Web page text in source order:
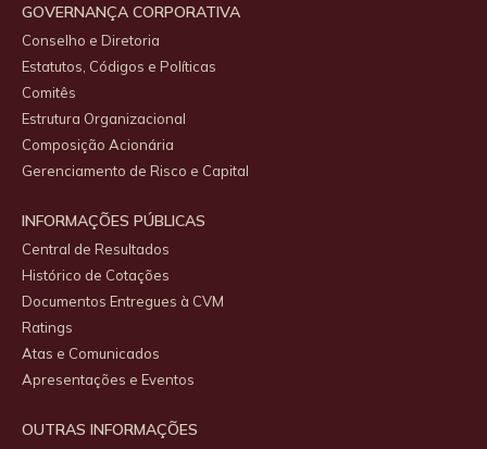
GOVERNANÇA CORPORATIVA
Conselho e Diretoria
Estatutos, Códigos e Políticas
Comitês
Estrutura Organizacional
Composição Acionária
Gerenciamento de Risco e Capital
INFORMAÇÕES PÚBLICAS
Central de Resultados
Histórico de Cotações
Documentos Entregues à CVM
Ratings
Atas e Comunicados
Apresentações e Eventos
OUTRAS INFORMAÇÕES